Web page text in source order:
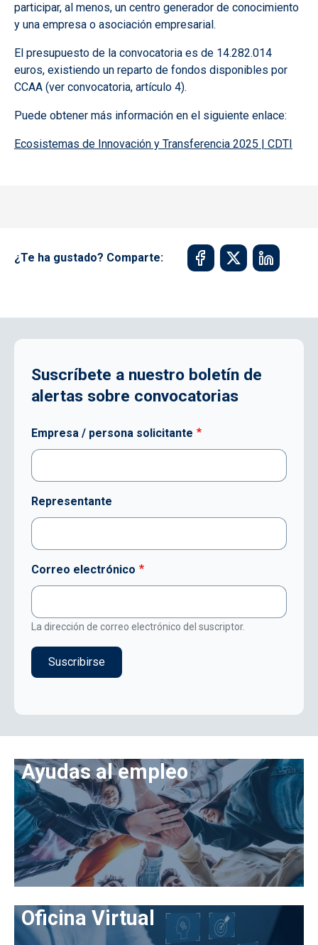
participar, al menos, un centro generador de conocimiento
y una empresa o asociación empresarial.
El presupuesto de la convocatoria es de 14.282.014
euros, existiendo un reparto de fondos disponibles por
CCAA (ver convocatoria, artículo 4).
Puede obtener más información en el siguiente enlace:
Ecosistemas de Innovación y Transferencia 2025 | CDTI
¿Te ha gustado? Comparte:
Suscríbete a nuestro boletín de
alertas sobre convocatorias
Empresa / persona solicitante
Representante
Correo electrónico
La dirección de correo electrónico del suscriptor.
Ayudas al empleo
Oficina Virtual